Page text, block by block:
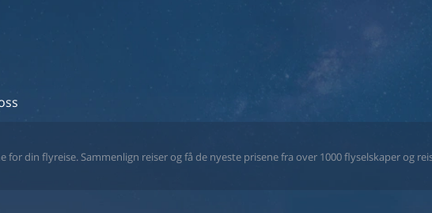
din flyreise. Sammenlign reiser og få de nyeste prisene fra over 1000 flyselskaper og